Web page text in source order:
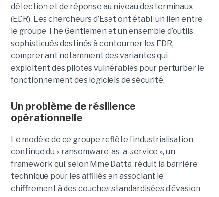
détection et de réponse au niveau des terminaux
(EDR). Les chercheurs d’Eset ont établi un lien entre
le groupe The Gentlemen et un ensemble d’outils
sophistiqués destinés à contourner les EDR,
comprenant notamment des variantes qui
exploitent des pilotes vulnérables pour perturber le
fonctionnement des logiciels de sécurité.
Un problème de résilience
opérationnelle
Le modèle de ce groupe reflète l’industrialisation
continue du « ransomware-as-a-service », un
framework qui, selon Mme Datta, réduit la barrière
technique pour les affiliés en associant le
chiffrement à des couches standardisées d’évasion